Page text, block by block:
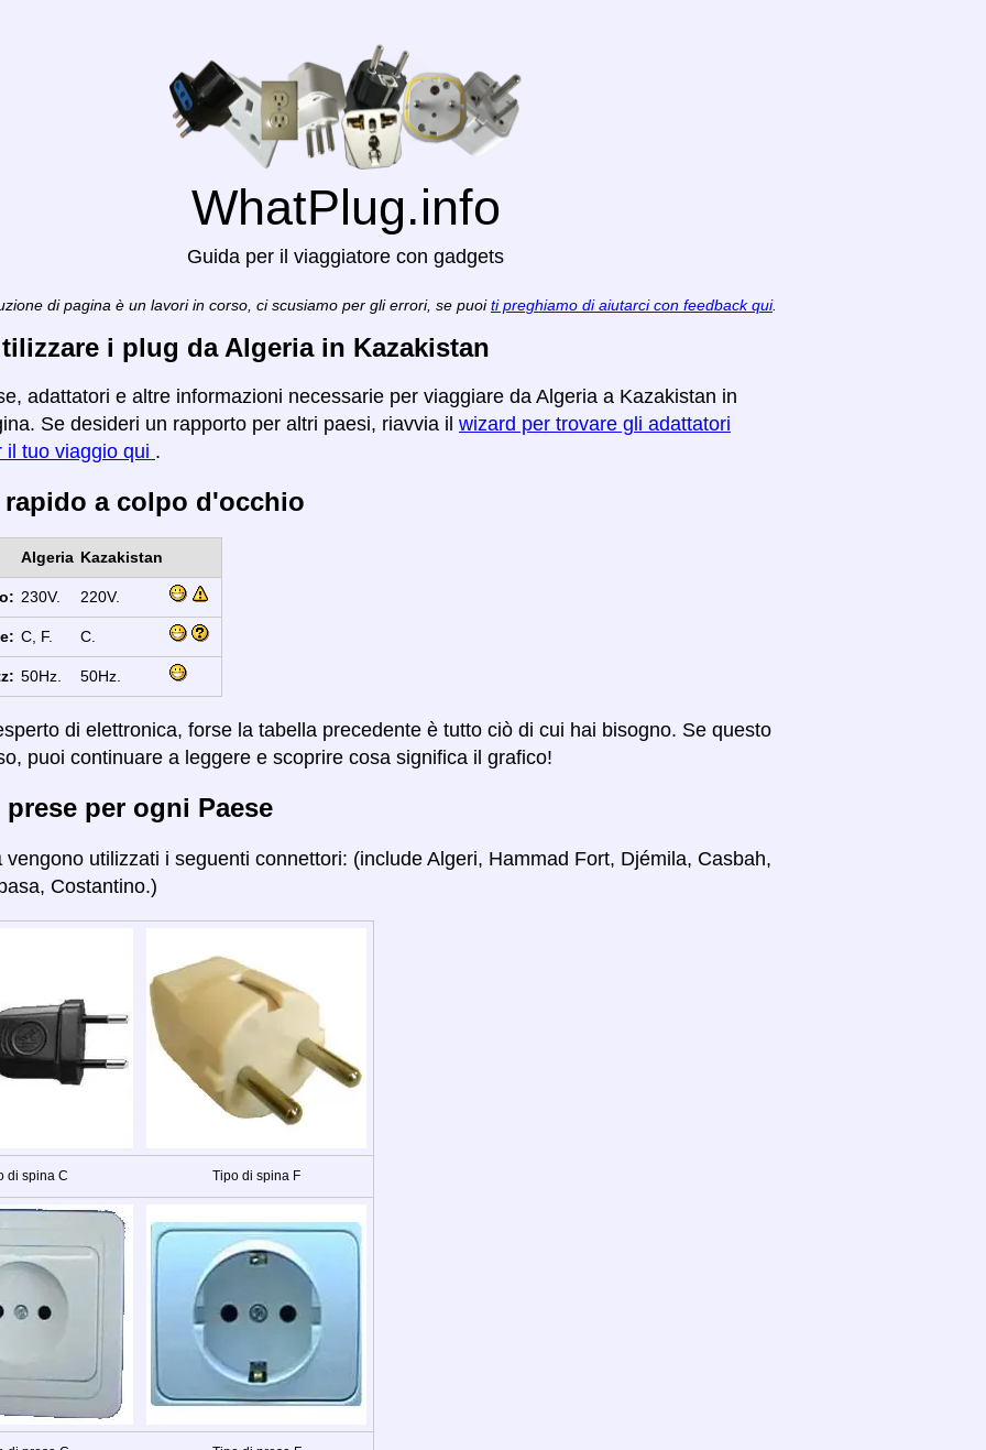
WhatPlug.info
Guida per il viaggiatore con gadgets
di pagina è un lavori in corso, ci scusiamo per gli errori, se puoi ti preghiamo di aiutarci con feedback qui.
i plug da Algeria in Kazakistan
adattatori e altre informazioni necessarie per viaggiare da Algeria a Kazakistan in
Se desideri un rapporto per altri paesi, riavvia il wizard per trovare gli adattatori
il tuo viaggio qui .
a colpo d'occhio
Algeria Kazakistan
230V. 220V.
C, F. C.
50Hz. 50Hz.
di elettronica, forse la tabella precedente è tutto ciò di cui hai bisogno. Se questo
puoi continuare a leggere e scoprire cosa significa il grafico!
prese per ogni Paese
vengono utilizzati i seguenti connettori: (include Algeri, Hammad Fort, Djémila, Casbah,
Costantino.)
di spina C Tipo di spina F